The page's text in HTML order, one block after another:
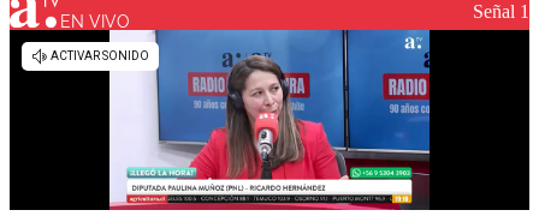
Los comentarios son moderados para garantizar un
diálogo respetuoso.
EN VIVO Señal 1